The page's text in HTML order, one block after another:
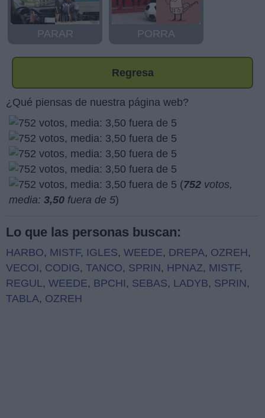
PARAR PORRA
Regresa
¿Qué piensas de nuestra página web?
(752 votos,
media: 3,50 fuera de 5)
Lo que las personas buscan:
HARBO, MISTF, IGLES, WEEDE, DREPA, OZREH,
VECOI , CODIG, TANCO, SPRIN, HPNAZ, MISTF,
REGUL, WEEDE, BPCHI , SEBAS, LADYB, SPRIN,
TABLA, OZREH